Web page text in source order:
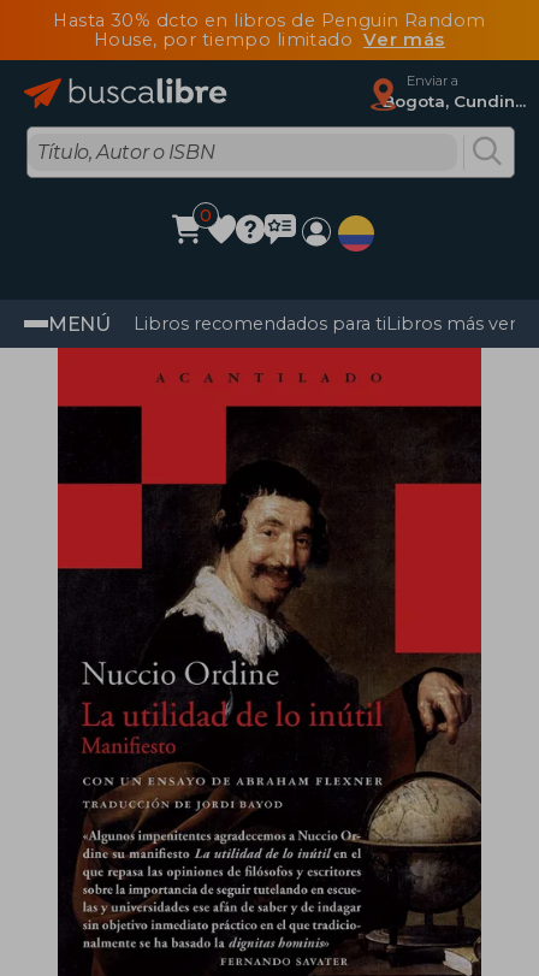
Hasta 30% dcto en libros de Penguin Random
House, por tiempo limitadoVer más
Enviar a
Bogota, Cundinamarca
0
MENÚ Libros recomendados para tiLibros más